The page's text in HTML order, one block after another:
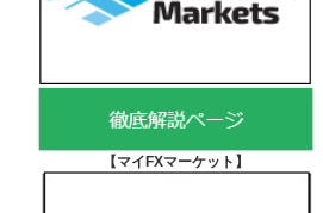
【マイFXマーケット 】